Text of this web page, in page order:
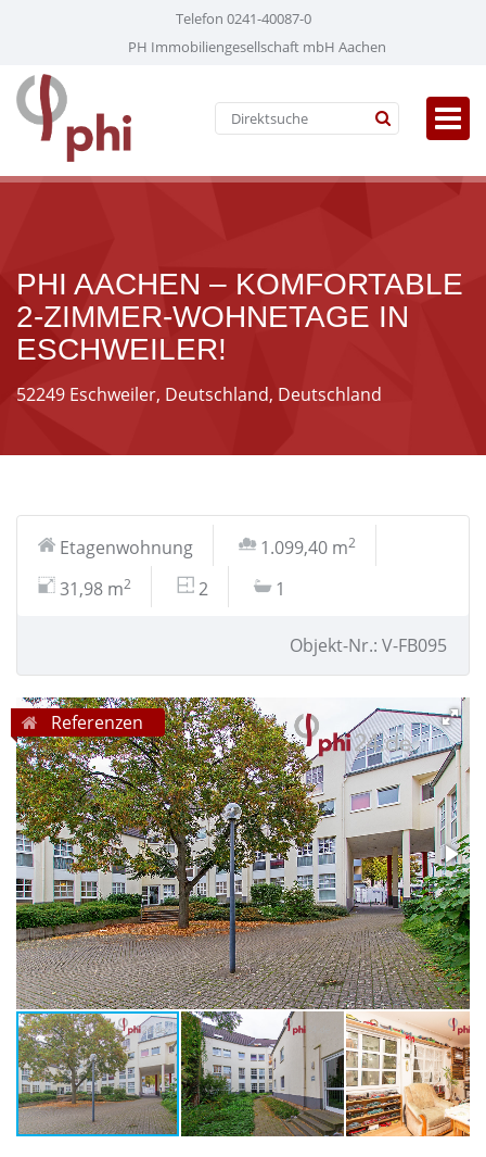
Telefon 0241-40087-0
PH Immobiliengesellschaft mbH Aachen
PHI AACHEN – KOMFORTABLE
2-ZIMMER-WOHNETAGE IN
ESCHWEILER!
52249 Eschweiler, Deutschland, Deutschland
Etagenwohnung 1.099,40 m2
31,98 m2 2 1
Objekt-Nr.: V-FB095
Referenzen